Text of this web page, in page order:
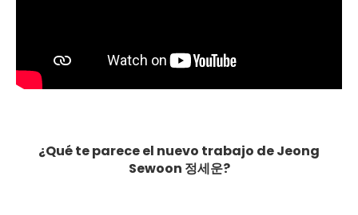
¿Qué te parece el nuevo trabajo de Jeong
Sewoon 정세운?